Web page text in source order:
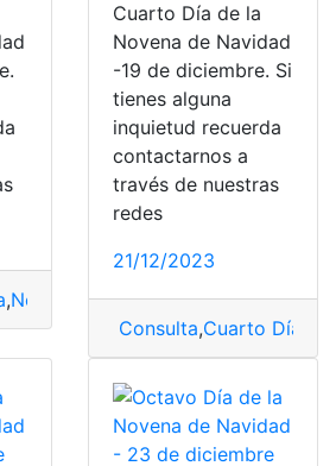
,Novena de Navidad,Quinto Día de
Cuarto Día de la
Novena de Navidad
-19 de diciembre. Si
tienes alguna
inquietud recuerda
contactarnos a
través de nuestras
redes
21/12/2023
Consulta,Cuarto Día